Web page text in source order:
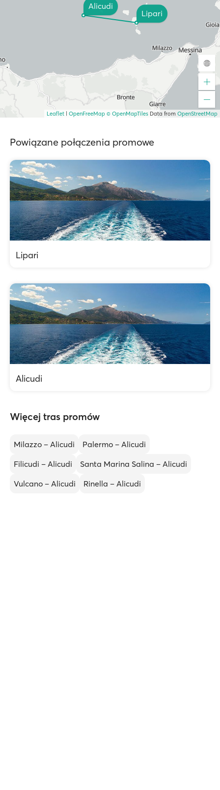
Lipari
Alicudi
Leaflet OpenFreeMap © OpenMapTiles Data from OpenStreetMap
Powiązane połączenia promowe
Lipari
Alicudi
Więcej tras promów
Milazzo – Alicudi
Palermo – Alicudi
Filicudi – Alicudi
Santa Marina Salina – Alicudi
Vulcano – Alicudi
Rinella – Alicudi